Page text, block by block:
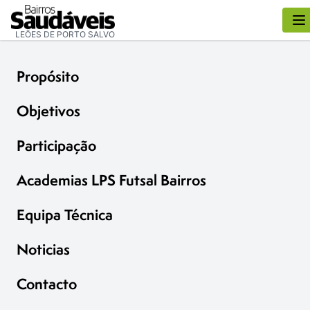
LEÕES DE PORTO SALVO
Propósito
Objetivos
Participação
Academias LPS Futsal Bairros
Equipa Técnica
Noticias
Contacto